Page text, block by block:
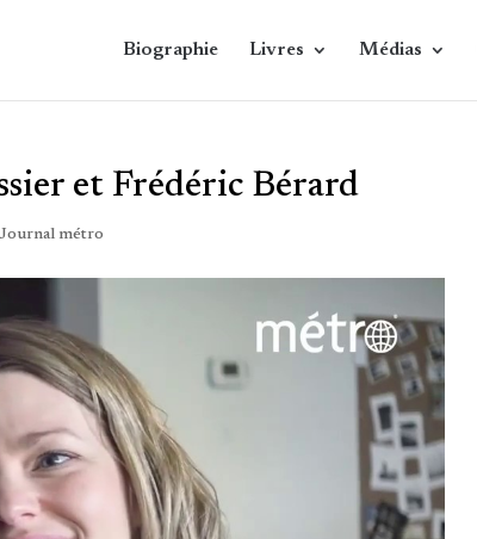
Biographie Livres Médias
et Frédéric Bérard
Journal métro